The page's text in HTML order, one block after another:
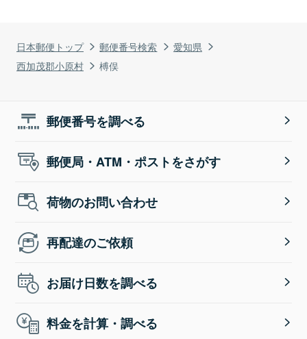
日本郵便トップ 郵便番号検索
愛知県
西加茂郡小原村
榑俣
郵便番号を調べる
郵便局・ATM・ポストをさがす
荷物のお問い合わせ
再配達のご依頼
お届け日数を調べる
料金を計算・調べる